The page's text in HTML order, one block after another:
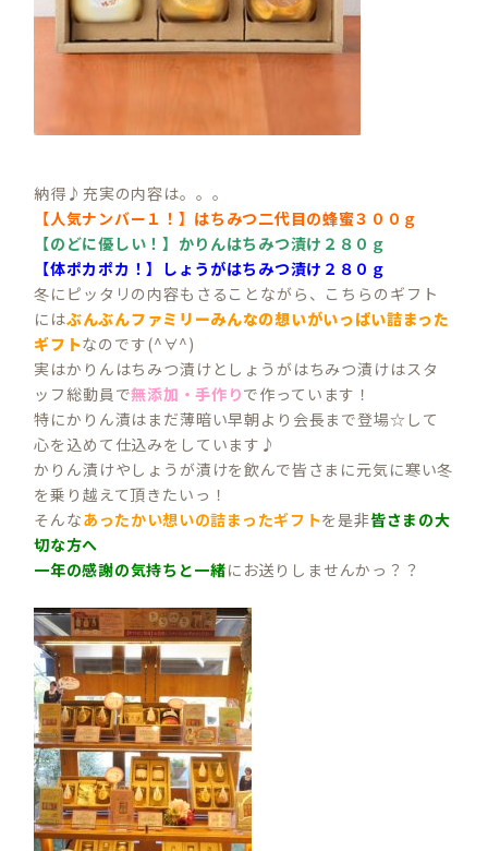
納得♪充実の内容は。。。
【人気ナンバー１！】はちみつ二代目の蜂蜜３００ｇ
【のどに優しい！】かりんはちみつ漬け２８０ｇ
【体ポカポカ！】しょうがはちみつ漬け２８０ｇ
冬にピッタリの内容もさることながら、こちらのギフト
にはぶんぶんファミリーみんなの想いがいっぱい詰まった
ギフトなのです(^∀^)
実はかりんはちみつ漬けとしょうがはちみつ漬けはスタ
ッフ総動員で無添加・手作りで作っています！
特にかりん漬はまだ薄暗い早朝より会長まで登場☆して
心を込めて仕込みをしています♪
かりん漬けやしょうが漬けを飲んで皆さまに元気に寒い冬
を乗り越えて頂きたいっ！
そんなあったかい想いの詰まったギフトを是非皆さまの大
切な方へ
一年の感謝の気持ちと一緒にお送りしませんかっ？？